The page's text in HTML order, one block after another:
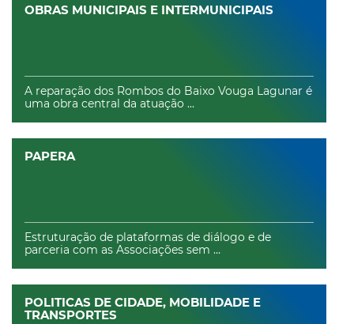
OBRAS MUNICIPAIS E INTERMUNICIPAIS
A reparação dos Rombos do Baixo Vouga Lagunar é
uma obra central da atuação ...
PAPERA
Estruturação de plataformas de diálogo e de
parceria com as Associações sem ...
POLITICAS DE CIDADE, MOBILIDADE E
TRANSPORTES